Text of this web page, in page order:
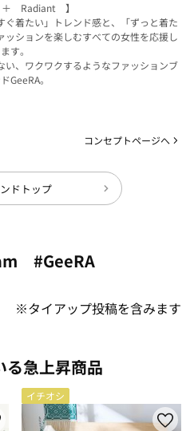
Radiant 】
着たい」トレンド感と、「ずっと着た
ションを楽しむすべての女性を応援し
ます。
、ワクワクするようなファッションブ
GeeRA。
コンセプトページへ
ドトップ
#GeeRA
※タイアップ投稿を含みます
る急上昇商品
イチオシ